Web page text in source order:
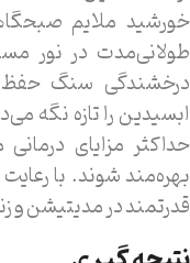
خورشید ملایم
طولانی‌مدت در نور
درخشندگی سنگ حفظ
ابسیدین را تازه نگه
حداکثر مزایای
بهره‌مند شوند. با
قدرتمند در مدیتیشن و